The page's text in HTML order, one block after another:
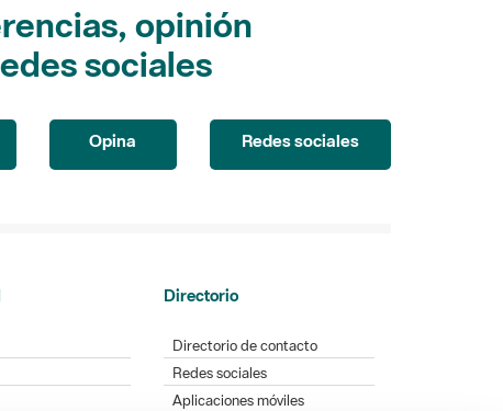
opinión
sociales
Opina Redes sociales
Directorio
Directorio de contacto
Redes sociales
Aplicaciones móviles